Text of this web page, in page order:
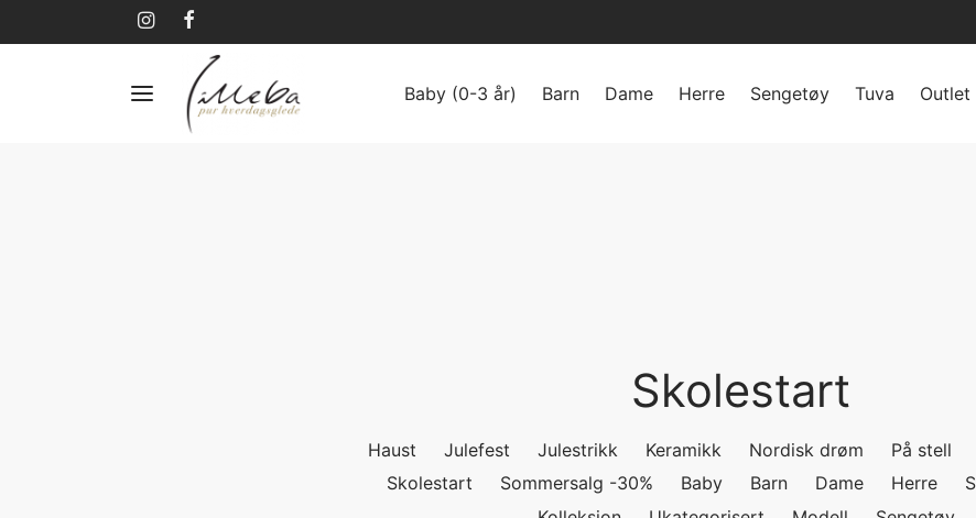
Baby (0-3 år) Barn Dame Herre Sengetøy Tuva Outlet
Skolestart
Haust Julefest Julestrikk Keramikk Nordisk drøm På stell
Skolestart
Sommersalg -30% Baby Barn Dame Herre